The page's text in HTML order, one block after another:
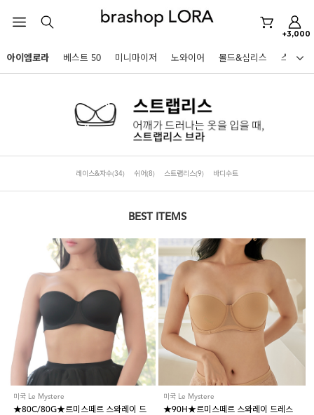
+3,000
아이엠로라
스포츠브라
노와이어
미니마이저
노와이어
르미스떼르
미니마이저
아이엠로라
스포츠브라
노와이어
르미스떼르
BEST
파르페 고사드
아이엠로라 베스트 50 미니마이저 노와이어 몰드&심리스 스포츠
레이스&자수(34) 쉬어(8) 스트랩리스(9) 바디수트
BEST ITEMS
미국 Le Mystere
★80C/80G★르미스떼르 스와레이 드
미국 Le Mystere
★90H★르미스떼르 스와레이 드레스